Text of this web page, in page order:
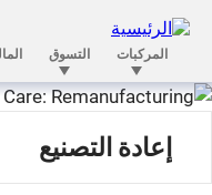
برنامج
إعادة التصنيع